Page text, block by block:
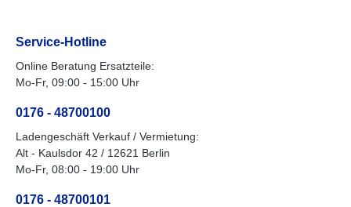
Service-Hotline
Online Beratung Ersatzteile:
Mo-Fr, 09:00 - 15:00 Uhr
0176 - 48700100
Ladengeschäft Verkauf / Vermietung:
Alt - Kaulsdor 42 / 12621 Berlin
Mo-Fr, 08:00 - 19:00 Uhr
0176 - 48700101